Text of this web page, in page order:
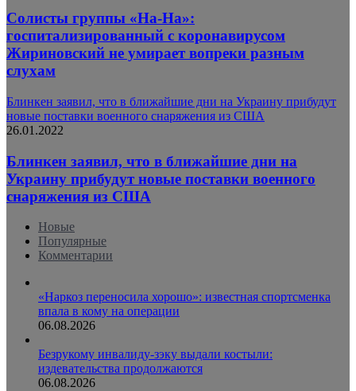
Солисты группы «На-На»:
госпитализированный с коронавирусом
Жириновский не умирает вопреки разным
слухам
Блинкен заявил, что в ближайшие дни на Украину прибудут
новые поставки военного снаряжения из США
26.01.2022
Блинкен заявил, что в ближайшие дни на
Украину прибудут новые поставки военного
снаряжения из США
Новые
Популярные
Комментарии
«Наркоз переносила хорошо»: известная спортсменка
впала в кому на операции
06.08.2026
Безрукому инвалиду-зэку выдали костыли:
издевательства продолжаются
06.08.2026